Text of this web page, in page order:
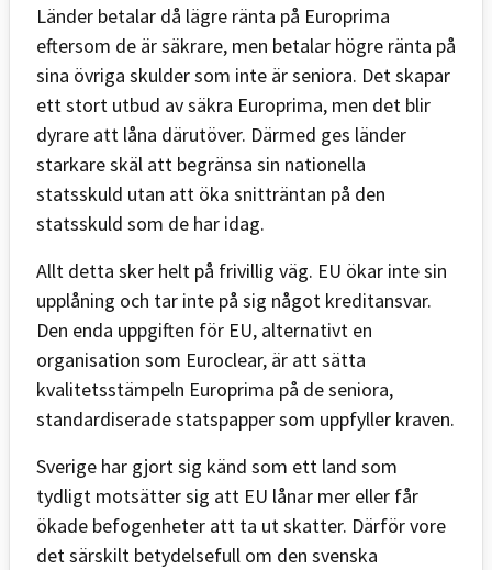
Länder betalar då lägre ränta på Europrima
eftersom de är säkrare, men betalar högre ränta på
sina övriga skulder som inte är seniora. Det skapar
ett stort utbud av säkra Europrima, men det blir
dyrare att låna därutöver. Därmed ges länder
starkare skäl att begränsa sin nationella
statsskuld utan att öka snitträntan på den
statsskuld som de har idag.
Allt detta sker helt på frivillig väg. EU ökar inte sin
upplåning och tar inte på sig något kreditansvar.
Den enda uppgiften för EU, alternativt en
organisation som Euroclear, är att sätta
kvalitetsstämpeln Europrima på de seniora,
standardiserade statspapper som uppfyller kraven.
Sverige har gjort sig känd som ett land som
tydligt motsätter sig att EU lånar mer eller får
ökade befogenheter att ta ut skatter. Därför vore
det särskilt betydelsefull om den svenska